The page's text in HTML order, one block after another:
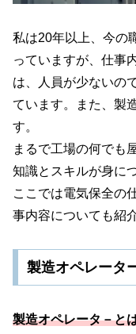
私は20年以上、今の
っていますが、仕事
は、人員が少ないの
ています。また、製
す。
まるで工場の何でも
知識とスキルが身に
ここでは電気保全の
事内容についても紹
製造オペレータ
製造オペレータ－と